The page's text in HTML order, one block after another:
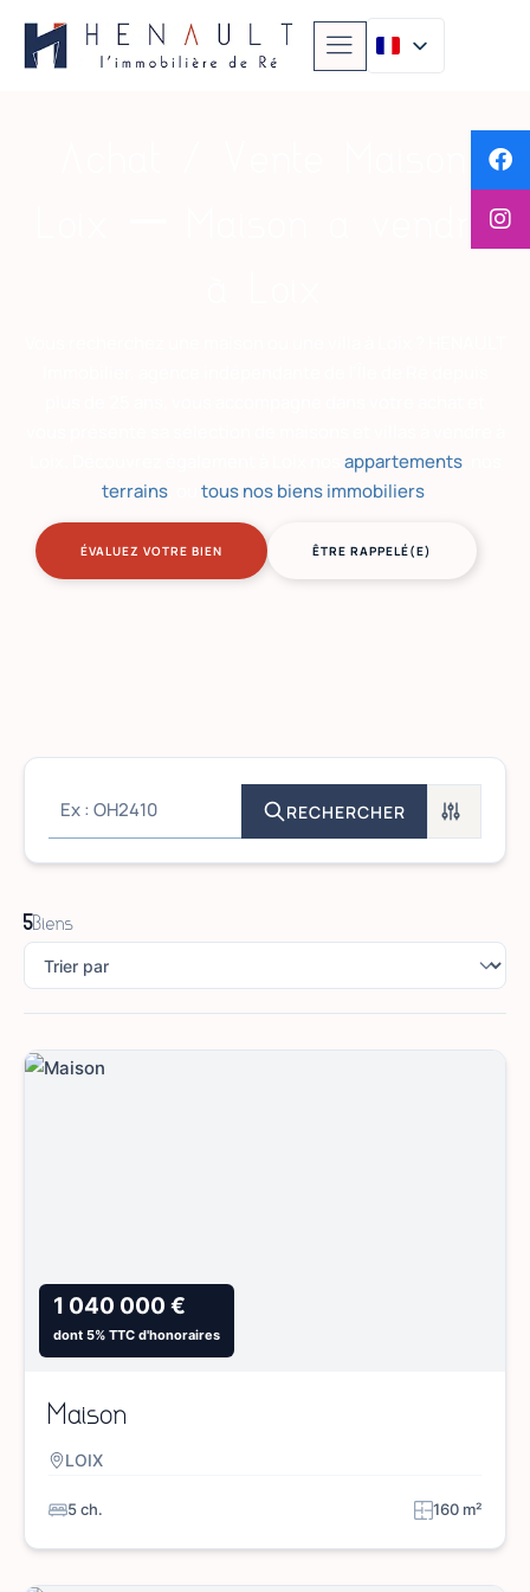
Loix – Maison a vendre
appartements, nos
terrains, ou tous nos biens immobiliers.
ÉVALUEZ VOTRE BIEN ÊTRE RAPPELÉ(E)
RECHERCHER
5Biens
1 040 000 €
dont 5% TTC d'honoraires
Maison
LOIX
5 ch. 160 m²